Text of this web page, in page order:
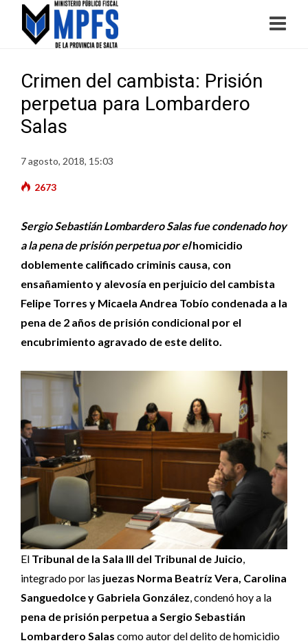
Crimen del cambista: Prisión
perpetua para Lombardero
Salas
7 agosto, 2018, 15:03
2673
Sergio Sebastián Lombardero Salas fue condenado hoy
a la pena de prisión perpetua por elhomicidio
doblemente calificado criminis causa, con
ensañamiento y alevosía en perjuicio del cambista
Felipe Torres y Micaela Andrea Tobío condenada a la
pena de 2 años de prisión condicional por el
encubrimiento agravado de este delito.
El Tribunal de la Sala III del Tribunal de Juicio,
integrado por las juezas Norma Beatríz Vera, Carolina
Sanguedolce y Gabriela González, condenó hoy a la
pena de prisión perpetua a Sergio Sebastián
Lombardero Salas como autor del delito de homicidio